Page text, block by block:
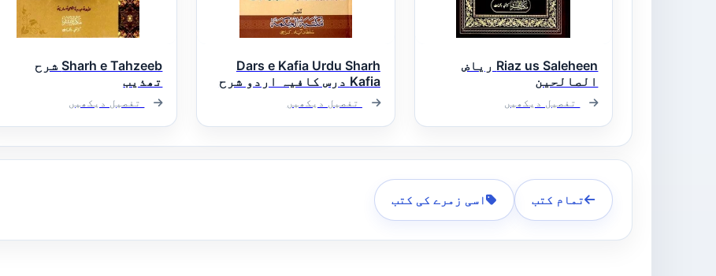
Riaz us Saleheen ریاض
الصالحین
تفصیل دیکھیں
Dars e Kafia Urdu Sharh
Kafia درس کافیہ اردو شرح
کافیہتفصیل دیکھیں
Sharh e Tahzeeb شرح
تھذیب
تفصیل دیکھیں
تمام کتب اسی زمرے کی کتب